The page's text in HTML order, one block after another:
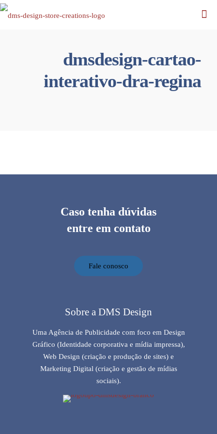
dmsdesign-cartao-
interativo-dra-regina
Caso tenha dúvidas
entre em contato
Fale conosco
Sobre a DMS Design
Uma Agência de Publicidade com foco em Design
Gráfico (Identidade corporativa e mídia impressa),
Web Design (criação e produção de sites) e
Marketing Digital (criação e gestão de mídias
sociais).